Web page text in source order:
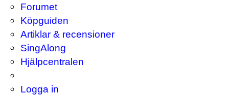
Forumet
Köpguiden
Artiklar & recensioner
SingAlong
Hjälpcentralen
Logga in